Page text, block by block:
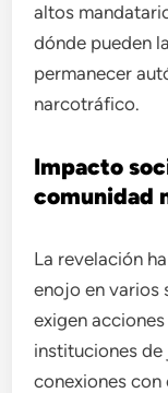
altos
dónde pueden
permanecer
narcotráfico.
Impacto
comunidad
La revelación
enojo en varios
exigen
instituciones de
conexiones